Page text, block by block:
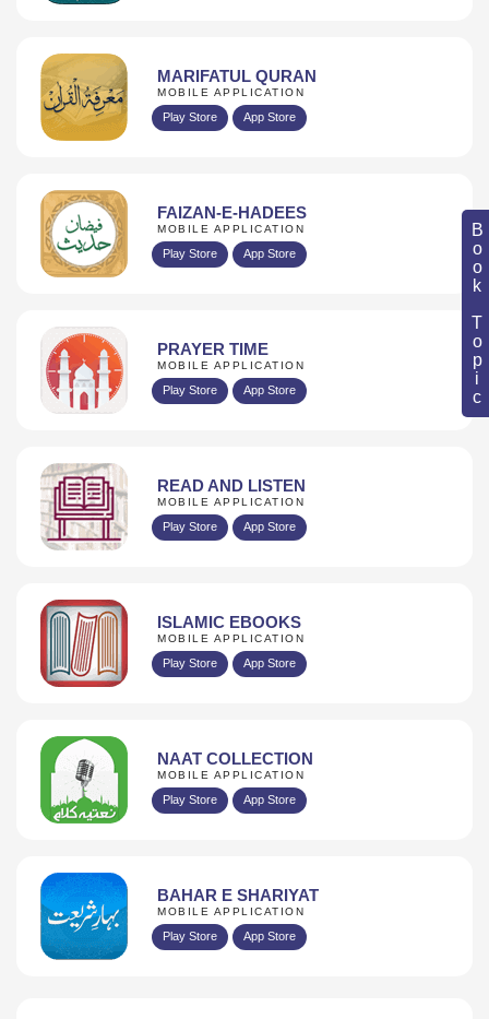
Book Topic
MARIFATUL QURAN
MOBILE APPLICATION
Play Store App Store
FAIZAN-E-HADEES
MOBILE APPLICATION
Play Store App Store
PRAYER TIME
MOBILE APPLICATION
Play Store App Store
READ AND LISTEN
MOBILE APPLICATION
Play Store App Store
ISLAMIC EBOOKS
MOBILE APPLICATION
Play Store App Store
NAAT COLLECTION
MOBILE APPLICATION
Play Store App Store
BAHAR E SHARIYAT
MOBILE APPLICATION
Play Store App Store